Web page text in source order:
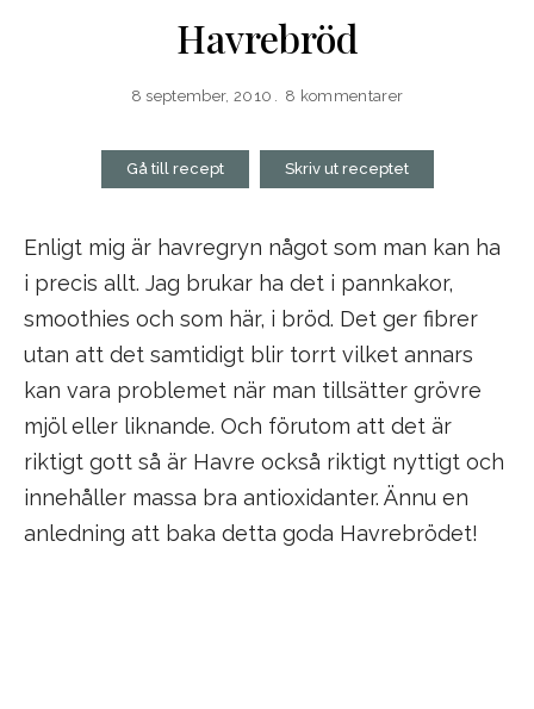
Havrebröd
8 september, 2010 8 kommentarer
Gå till recept Skriv ut receptet
Enligt mig är havregryn något som man kan ha
i precis allt. Jag brukar ha det i pannkakor,
smoothies och som här, i bröd. Det ger fibrer
utan att det samtidigt blir torrt vilket annars
kan vara problemet när man tillsätter grövre
mjöl eller liknande. Och förutom att det är
riktigt gott så är Havre också riktigt nyttigt och
innehåller massa bra antioxidanter. Ännu en
anledning att baka detta goda Havrebrödet!